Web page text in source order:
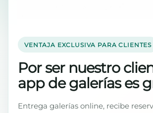
VENTAJA EXCLUSIVA PARA CLIENTES
Por ser nuestro
app de galerías es
Entrega galerías online, recibe